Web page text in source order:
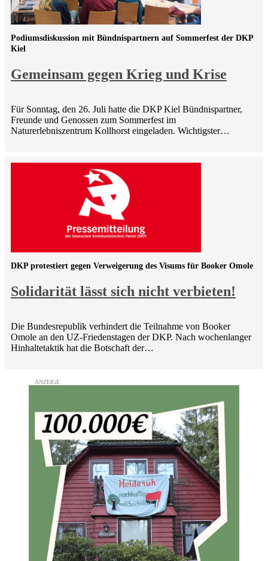
Gemeinsam gegen Krieg und Krise
Podiumsdiskussion mit Bündnispartnern auf Sommerfest der DKP
Kiel
Für Sonntag, den 26. Juli hatte die DKP Kiel Bündnispartner,
Freunde und Genossen zum Sommerfest im
Naturerlebniszentrum Kollhorst eingeladen. Wichtigster…
Solidarität lässt sich nicht verbieten!
DKP protestiert gegen Verweigerung des Visums für Booker Omole
Die Bundesrepublik verhindert die Teilnahme von Booker
Omole an den UZ-Friedenstagen der DKP. Nach wochenlanger
Hinhaltetaktik hat die Botschaft der…